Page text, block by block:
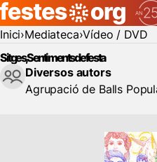
Inici Mediateca Vídeo / DVD
Sitges, Sentiments de festa
Diversos autors
Agrupació de Balls